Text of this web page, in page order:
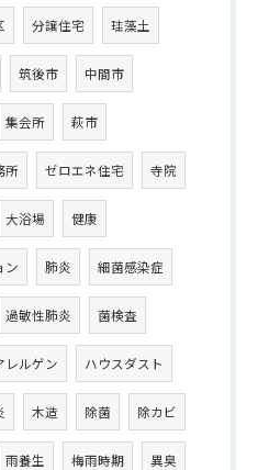
分譲住宅 珪藻土
筑後市 中間市
集会所 萩市
所 ゼロエネ住宅 寺院
大浴場 健康
ン 肺炎 細菌感染症
過敏性肺炎 菌検査
レルゲン ハウスダスト
木造 除菌 除カビ
雨養生 梅雨時期 異臭